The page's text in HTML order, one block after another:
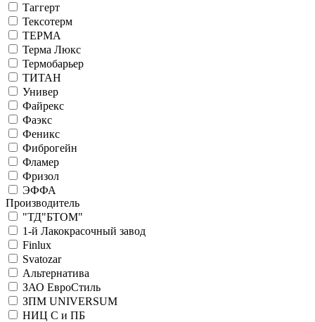
Таггерт
Тексотерм
ТЕРМА
Терма Люкс
Термобарьер
ТИТАН
Универ
Файрекс
Фаэкс
Феникс
Фиброгейн
Фламер
Фризол
ЭФФА
Производитель
"ТД"БТОМ"
1-й Лакокрасочный завод
Finlux
Svatozar
Альтернатива
ЗАО ЕвроСтиль
ЗПМ UNIVERSUM
НИЦ С и ПБ